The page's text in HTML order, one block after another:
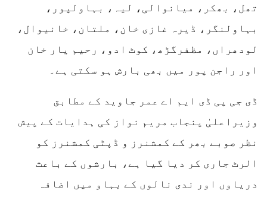
تھل، بھکر، میانوالی، لیہ، بہاولپور،
بہاولنگر، ڈیرہ غازی خان، ملتان، خانیوال،
لودھراں، مظفرگڑھ، کوٹ ادو، رحیم یار خان
اور راجن پور میں بھی بارش ہو سکتی ہے۔
ڈی جی پی ڈی ایم اے عمر جاوید کے مطابق
وزیراعلیٰ پنجاب مریم نواز کی ہدایات کے پیش
نظر صوبے بھر کے کمشنرز و ڈپٹی کمشنرز کو
الرٹ جاری کر دیا گیا ہے، بارشوں کے باعث
دریاوں اور ندی نالوں کے بہاو میں اضافہ